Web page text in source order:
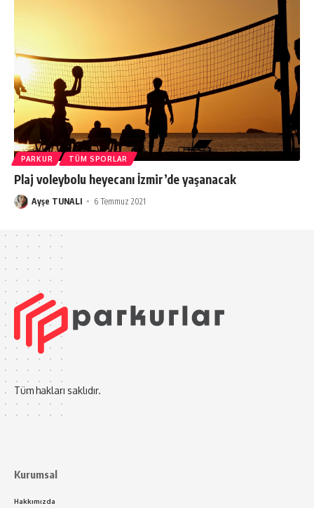
PARKUR TÜM SPORLAR
Plaj voleybolu heyecanı İzmir’de yaşanacak
Ayşe TUNALI 6 Temmuz 2021
Tüm hakları saklıdır.
Kurumsal
Hakkımızda